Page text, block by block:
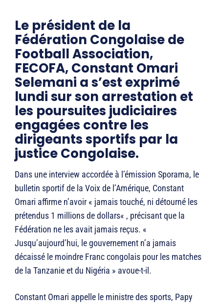
Le président de la
Fédération Congolaise de
Football Association,
FECOFA, Constant Omari
Selemani a s’est exprimé
lundi sur son arrestation et
les poursuites judiciaires
engagées contre les
dirigeants sportifs par la
justice Congolaise.
Dans une interview accordée à l’émission Sporama, le
bulletin sportif de la Voix de l’Amérique, Constant
Omari affirme n’avoir « jamais touché, ni détourné les
prétendus 1 millions de dollars« , précisant que la
Fédération ne les avait jamais reçus. «
Jusqu’aujourd’hui, le gouvernement n’a jamais
décaissé le moindre Franc congolais pour les matches
de la Tanzanie et du Nigéria » avoue-t-il.
Constant Omari appelle le ministre des sports, Papy